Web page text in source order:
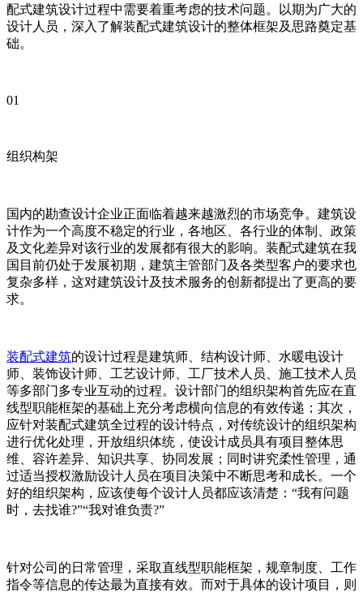
配式建筑设计过程中需要着重考虑的技术问题。以期为广大的
设计人员，深入了解装配式建筑设计的整体框架及思路奠定基
础。
01
组织构架
国内的勘查设计企业正面临着越来越激烈的市场竞争。建筑设
计作为一个高度不稳定的行业，各地区、各行业的体制、政策
及文化差异对该行业的发展都有很大的影响。装配式建筑在我
国目前仍处于发展初期，建筑主管部门及各类型客户的要求也
复杂多样，这对建筑设计及技术服务的创新都提出了更高的要
求。
装配式建筑的设计过程是建筑师、结构设计师、水暖电设计
师、装饰设计师、工艺设计师、工厂技术人员、施工技术人员
等多部门多专业互动的过程。设计部门的组织架构首先应在直
线型职能框架的基础上充分考虑横向信息的有效传递；其次，
应针对装配式建筑全过程的设计特点，对传统设计的组织架构
进行优化处理，开放组织体统，使设计成员具有项目整体思
维、容许差异、知识共享、协同发展；同时讲究柔性管理，通
过适当授权激励设计人员在项目决策中不断思考和成长。一个
好的组织架构，应该使每个设计人员都应该清楚：“我有问题
时，去找谁?”“我对谁负责?”
针对公司的日常管理，采取直线型职能框架，规章制度、工作
指令等信息的传达最为直接有效。而对于具体的设计项目，则